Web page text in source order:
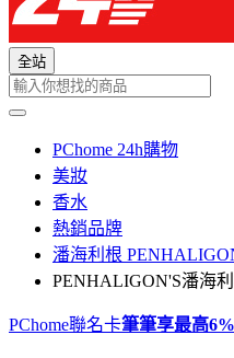
全站
PChome 24h購物
美妝
香水
熱銷品牌
潘海利根
PENHALIGON'S潘海
PChome聯名卡筆筆享最高6%